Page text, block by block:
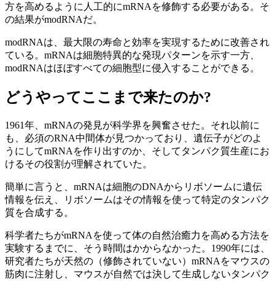
方を高めるように人工的にmRNAを修飾する必要がある。そ
の結果がmodRNAだ。
modRNAは、最大限の寿命と効率を実現するために改善され
ている。mRNAは細胞特異的な発現パターンを示す一方、
modRNAはほぼすべての細胞型に侵入することができる。
どうやってここまで来たのか?
1961年、mRNAの発見が科学界を興奮させた。それ以前に
も、必須のRNA中間体が見つかっており、遺伝子がどのよ
うにしてmRNAを作り出すのか、そしてタンパク質生産にお
けるその役割が理解されていた。
簡単に言うと、mRNAは細胞のDNAからリボソームに遺伝
情報を伝え、リボソームはその情報を使って特定のタンパク
質を合成する。
科学者たちがmRNAを使って体の自然治癒力を高める方法を
実験するまでに、そう時間はかからなかった。1990年には、
研究者たちが天然の（修飾されていない）mRNAをマウスの
筋肉に注射し、マウスが自然では決して生成しないタンパク